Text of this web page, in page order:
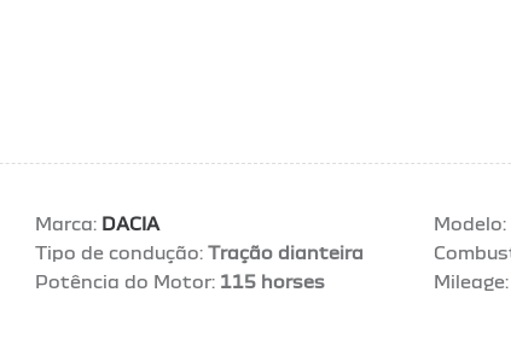
Marca: DACIA Modelo:
Tipo de condução: Tração dianteira
Potência do Motor: 115 horses Mileage: